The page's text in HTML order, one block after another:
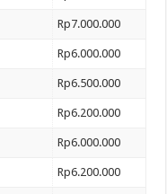
Rp7.000.000
Rp6.000.000
Rp6.500.000
Rp6.200.000
Rp6.000.000
Rp6.200.000